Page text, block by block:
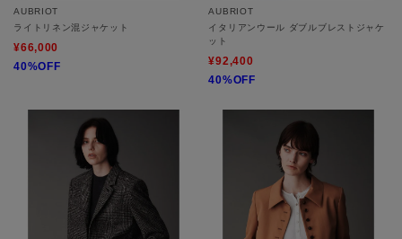
AUBRIOT
ライトリネン混ジャケット
¥66,000
40%OFF
AUBRIOT
イタリアンウール ダブルブレストジャケ
ット
¥92,400
40%OFF